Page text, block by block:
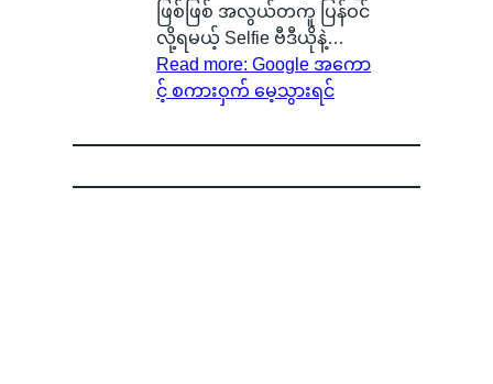
ဖြစ်ဖြစ် အလွယ်တကူ ပြန်ဝင်
လို့ရမယ့် Selfie ဗီဒီယိုနဲ့…
Read more: Google အကော
င့် စကားဝှက် မေ့သွားရင်